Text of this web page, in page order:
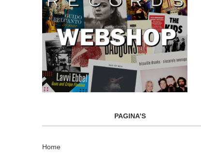
PAGINA’S
Home